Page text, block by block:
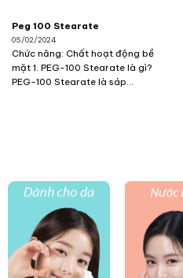
Peg 100 Stearate
05/02/2024
Chức năng: Chất hoạt động bề
mặt 1. PEG-100 Stearate là gì?
PEG-100 Stearate là sáp...